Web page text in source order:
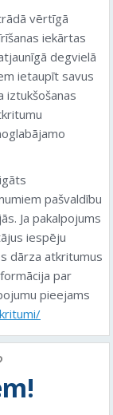
vērtīgā
iekārtas
degvielā
ietaupīt savus
iztukšošanas
pašvaldību
Ja pakalpojums
iespēju
dārza atkritumus
par
pieejams